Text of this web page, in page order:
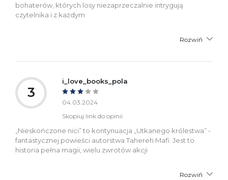
bohaterów, których losy niezaprzeczalnie intrygują
czytelnika i z każdym
Rozwiń
3
i_love_books_pola
04.03.2024
Skopiuj link do opinii
„Nieskończone nici” to kontynuacja „Utkanego królestwa” -
fantastycznej powieści autorstwa Tahereh Mafi. Jest to
historia pełna magii, wielu zwrotów akcji
Rozwiń